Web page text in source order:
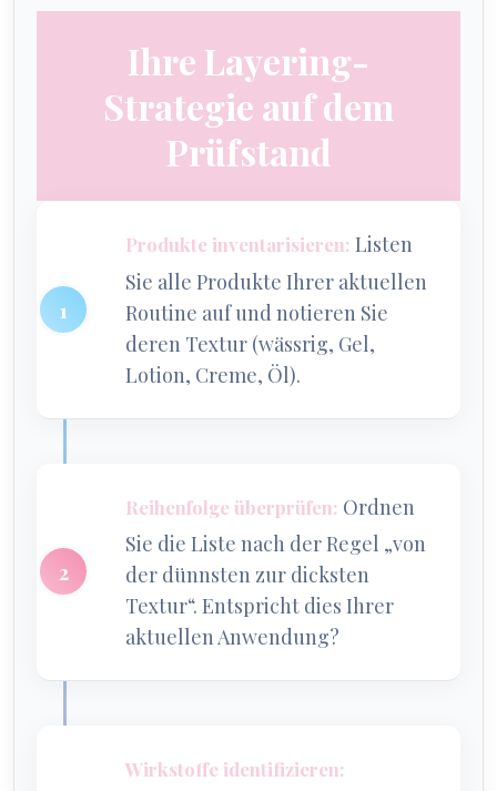
Ihre Layering-
Strategie auf dem
Prüfstand
Produkte inventarisieren: Listen
Sie alle Produkte Ihrer aktuellen
Routine auf und notieren Sie
deren Textur (wässrig, Gel,
Lotion, Creme, Öl).
Reihenfolge überprüfen: Ordnen
Sie die Liste nach der Regel „von
der dünnsten zur dicksten
Textur“. Entspricht dies Ihrer
aktuellen Anwendung?
Wirkstoffe identifizieren: